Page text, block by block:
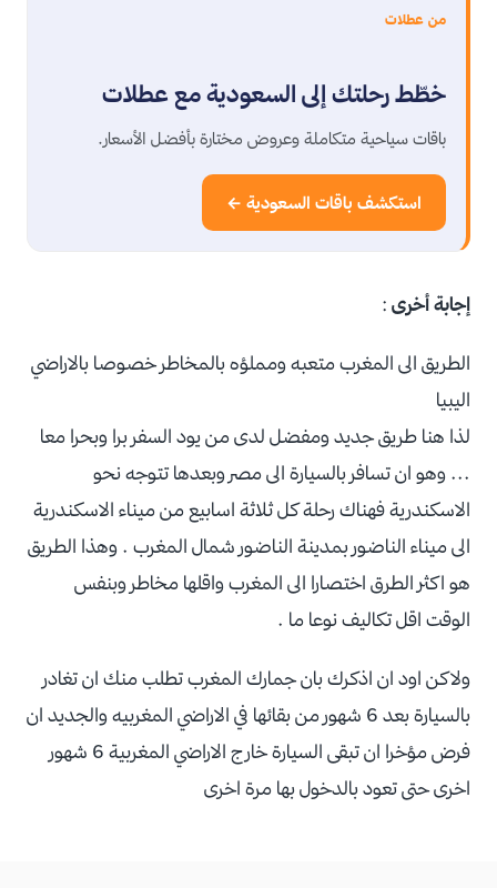
من عطلات
خطّط رحلتك إلى السعودية مع عطلات
باقات سياحية متكاملة وعروض مختارة بأفضل الأسعار.
استكشف باقات السعودية ←
إجابة أخرى :
الطريق الى المغرب متعبه ومملؤه بالمخاطر خصوصا بالاراضي
اليبيا
لذا هنا طريق جديد ومفضل لدى من يود السفر برا وبحرا معا
... وهو ان تسافر بالسيارة الى مصر وبعدها تتوجه نحو
الاسكندرية فهناك رحلة كل ثلاثة اسابيع من ميناء الاسكندرية
الى ميناء الناضور بمدينة الناضور شمال المغرب . وهذا الطريق
هو اكثر الطرق اختصارا الى المغرب واقلها مخاطر وبنفس
الوقت اقل تكاليف نوعا ما .
ولاكن اود ان اذكرك بان جمارك المغرب تطلب منك ان تغادر
بالسيارة بعد 6 شهور من بقائها في الاراضي المغربيه والجديد ان
فرض مؤخرا ان تبقى السيارة خارج الاراضي المغربية 6 شهور
اخرى حتى تعود بالدخول بها مرة اخرى